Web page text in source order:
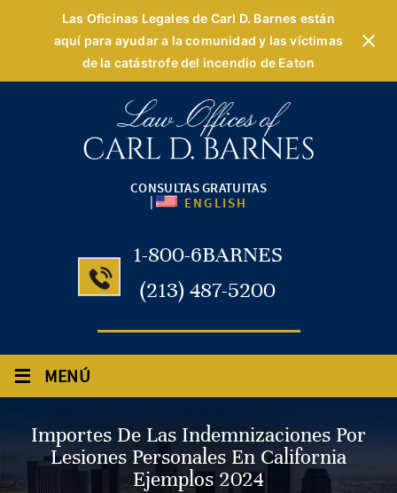
Las Oficinas Legales de Carl D. Barnes están
aquí para ayudar a la comunidad y las víctimas
de la catástrofe del incendio de Eaton
CONSULTAS GRATUITAS
| ENGLISH
1-800-6BARNES
(213) 487-5200
≡ MENÚ
Importes De Las Indemnizaciones Por
Lesiones Personales En California
Ejemplos 2024